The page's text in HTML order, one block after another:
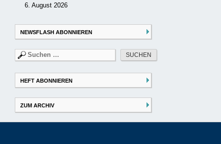
6. August 2026
NEWSFLASH ABONNIEREN
Suchen
nach:
HEFT ABONNIEREN
ZUM ARCHIV